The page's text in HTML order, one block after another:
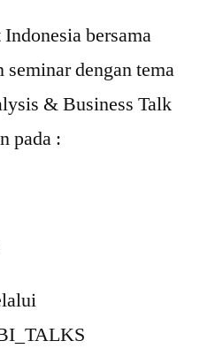
bersama
dengan tema
& Business Talk
pada :